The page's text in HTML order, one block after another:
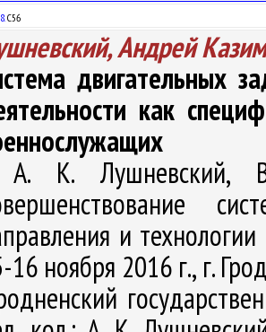
С56
Андрей
двигательных
как
К. Лушневский,
и
16 ноября 2016 г., г.